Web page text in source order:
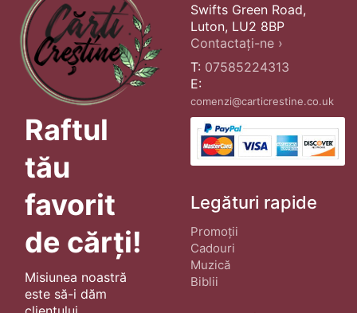
Raftul
tău
favorit
de cărți!
Misiunea noastră
este să-i dăm
Swifts Green Road,
Luton, LU2 8BP
Contactați-ne ›
T: 07585224313
E:
comenzi@carticrestine.co.uk
Legături rapide
Promoții
Cadouri
Muzică
Biblii